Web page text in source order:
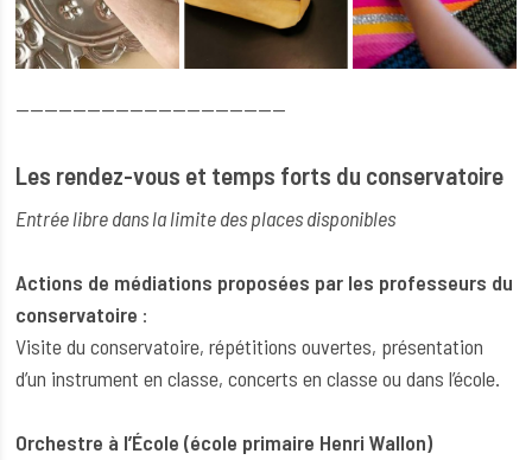
--------------------------------------
Les rendez-vous et temps forts du conservatoire
Entrée libre dans la limite des places disponibles
Actions de médiations proposées par les professeurs du
conservatoire :
Visite du conservatoire, répétitions ouvertes, présentation
d’un instrument en classe, concerts en classe ou dans l’école.
Orchestre à l’École (école primaire Henri Wallon)